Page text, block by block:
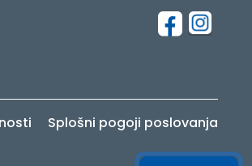
Splošni pogoji poslovanja